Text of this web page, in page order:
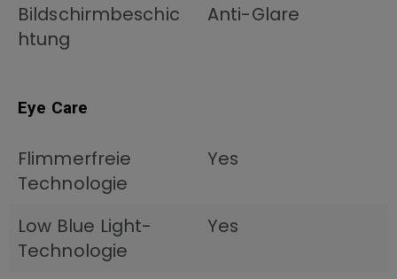
Bildschirmbeschic
htung
Anti-Glare
Eye Care
Flimmerfreie
Technologie
Yes
Low Blue Light-
Technologie
Yes